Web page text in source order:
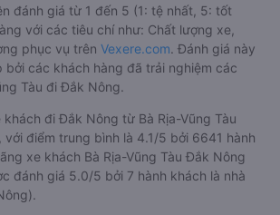
đánh giá từ 1 đến 5 (1: tệ nhất, 5: tốt
với các tiêu chí như: Chất lượng xe,
phục vụ trên Vexere.com. Đánh giá này
các khách hàng đã trải nghiệm các
Tàu đi Đắk Nông.
đi Đắk Nông từ Bà Rịa-Vũng Tàu
với điểm trung bình là 4.1/5 bởi 6641 hành
xe khách Bà Rịa-Vũng Tàu Đắk Nông
đánh giá 5.0/5 bởi 7 hành khách là nhà